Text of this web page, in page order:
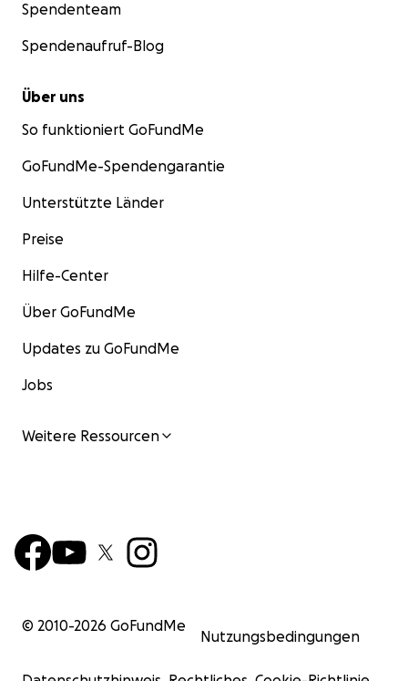
Spendenteam
Spendenaufruf-Blog
Über uns
So funktioniert GoFundMe
GoFundMe-Spendengarantie
Unterstützte Länder
Preise
Hilfe-Center
Über GoFundMe
Updates zu GoFundMe
Jobs
Weitere Ressourcen
© 2010-2026 GoFundMe
Nutzungsbedingungen